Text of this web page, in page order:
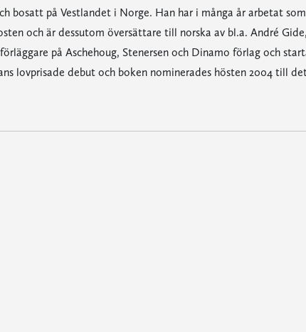
bosatt på Vestlandet i Norge. Han har i många år arbetat
och är dessutom översättare till norska av bl.a. André
på Aschehoug, Stenersen och Dinamo förlag och
lovprisade debut och boken nominerades hösten 2004 till